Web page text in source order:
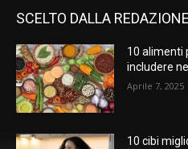
SCELTO DALLA REDAZIONE
10 alimenti
includere
Aprile 7, 2025
10 cibi